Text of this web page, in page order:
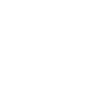
Una increíble pantalla
smartphone y con apps
conectado, incluso cuando
Disponible en modelos